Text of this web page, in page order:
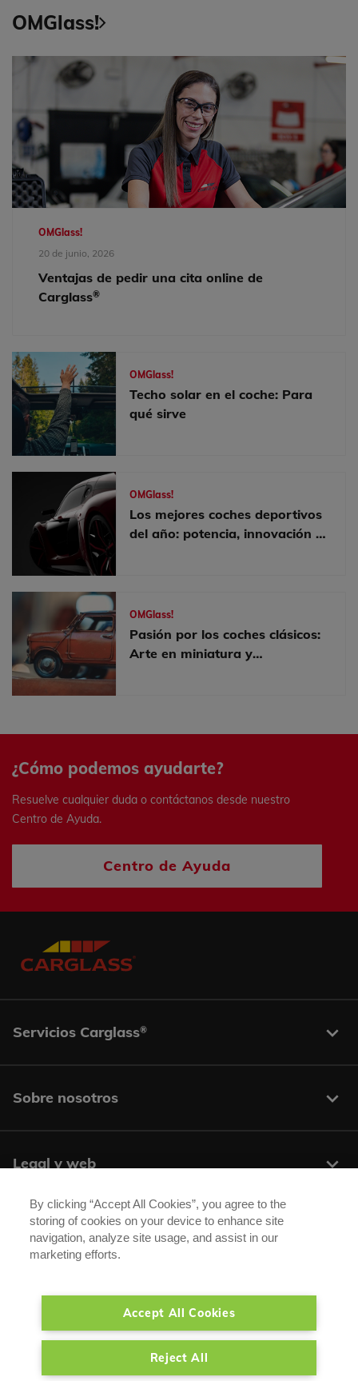
OMGlass!
OMGlass!
20 de junio, 2026
Ventajas de pedir una cita online de
Carglass®
OMGlass!
Techo solar en el coche: Para
qué sirve
OMGlass!
Los mejores coches deportivos
del año: potencia, innovación y
OMGlass!
Pasión por los coches clásicos:
Arte en miniatura y
¿Cómo podemos ayudarte?
Resuelve cualquier duda o contáctanos desde nuestro
Centro de Ayuda.
Centro de Ayuda
Servicios Carglass®
Sobre nosotros
Legal y web
Centros y contacto
Carglass®/ Autoglass®son marcas registradas de Belron Group SA y sus
empresas afiliadas.
Síguenos:
By clicking “Accept All Cookies”, you agree to the
storing of cookies on your device to enhance site
navigation, analyze site usage, and assist in our
marketing efforts.
Accept All Cookies
Reject All